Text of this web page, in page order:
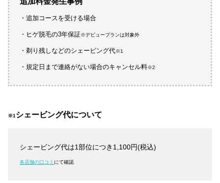
・追加コースを受ける場合
・ヒゲ脱毛の3年保証※デビュープランは対象外
・剃り残しなどのシェービング代※1
・規定日まで連絡がない場合のキャンセル料※2
※1 シェービング代について
シェービング代は1部位につき1,100円(税込)
各店舗の口コミ にて確認